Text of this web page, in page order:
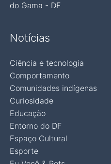
do Gama - DF
Notícias
Ciência e tecnologia
Comportamento
Comunidades indígenas
Curiosidade
Educação
Entorno do DF
Espaço Cultural
Esporte